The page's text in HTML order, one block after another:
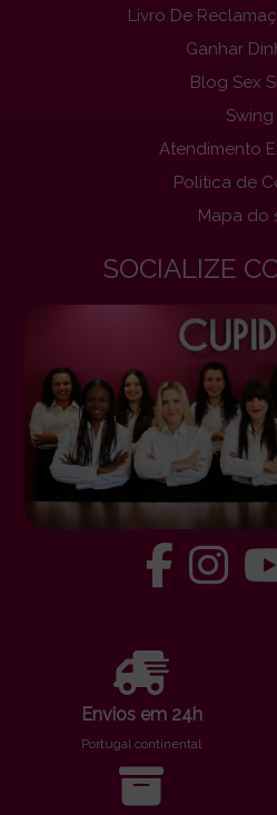
Livro De
Ganhar
Blog Sex
Swing
Atendimento
Politica de
Mapa do
SOCIALIZE
Envios em 24h
Portugal continental